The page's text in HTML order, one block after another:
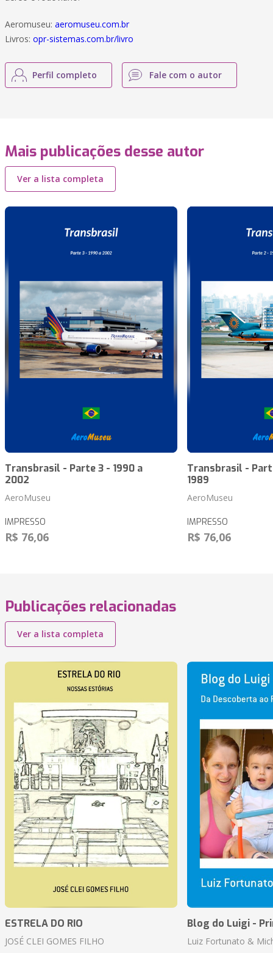
Aeromuseu: aeromuseu.com.br
Livros: opr-sistemas.com.br/livro
Perfil completo Fale com o autor
Mais publicações desse autor
Ver a lista completa
Transbrasil - Parte 3 - 1990 a
2002
AeroMuseu
IMPRESSO
R$ 76,06
Transbrasil -
1989
AeroMuseu
IMPRESSO
R$ 76,06
Publicações relacionadas
Ver a lista completa
ESTRELA DO RIO
JOSÉ CLEI GOMES FILHO
Blog do Luigi -
Luiz Fortunato &